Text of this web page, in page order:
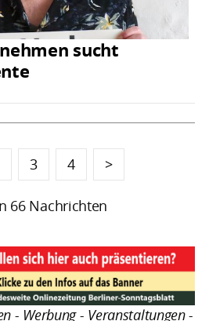
sucht
3 4 >
66 Nachrichten
- Werbung - Veranstaltungen -